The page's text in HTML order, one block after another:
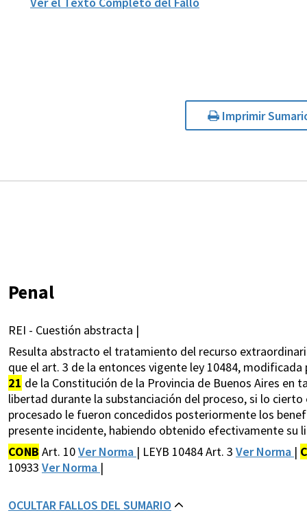
Imprimir
Penal
REI - Cuestión abstracta |
Resulta abstracto el tratamiento del recurso
que el art. 3 de la entonces vigente ley 10484,
21 de la Constitución de la Provincia de Buenos Aires
libertad durante la substanciación del proceso, si lo
procesado le fueron concedidos posteriormente los
presente incidente, habiendo obtenido efectivamente su
CONB Art. 10Ver Norma | LEYB 10484 Art. 3 Ver Norma |
10933 Ver Norma |
OCULTAR FALLOS DEL SUMARIO